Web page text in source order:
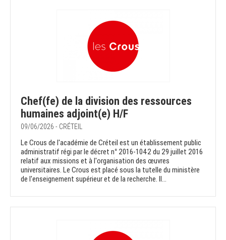
Chef(fe) de la division des ressources
humaines adjoint(e) H/F
09/06/2026 - CRÉTEIL
Le Crous de l'académie de Créteil est un établissement public
administratif régi par le décret n° 2016-1042 du 29 juillet 2016
relatif aux missions et à l'organisation des œuvres
universitaires. Le Crous est placé sous la tutelle du ministère
de l'enseignement supérieur et de la recherche. Il...